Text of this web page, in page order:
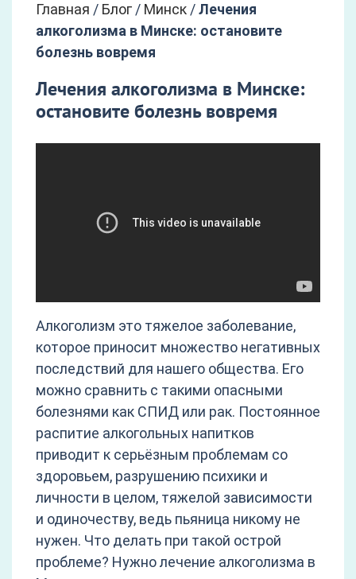
Главная / Блог / Минск /Лечения
алкоголизма в Минске: остановите
болезнь вовремя
Лечения алкоголизма в Минске:
остановите болезнь вовремя
Алкоголизм это тяжелое заболевание,
которое приносит множество негативных
последствий для нашего общества. Его
можно сравнить с такими опасными
болезнями как СПИД или рак. Постоянное
распитие алкогольных напитков
приводит к серьёзным проблемам со
здоровьем, разрушению психики и
личности в целом, тяжелой зависимости
и одиночеству, ведь пьяница никому не
нужен. Что делать при такой острой
проблеме? Нужно лечение алкоголизма в